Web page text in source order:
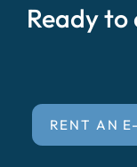
Ready to
RENT AN